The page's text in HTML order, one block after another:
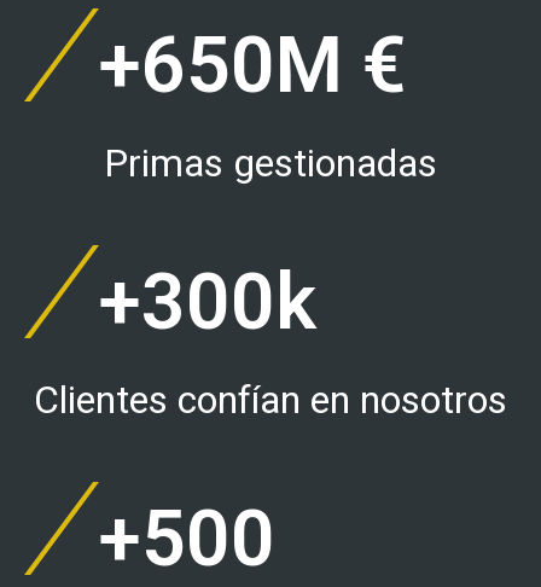
Primas gestionadas
+650M €
Clientes confían en nosotros​
+300k
+500